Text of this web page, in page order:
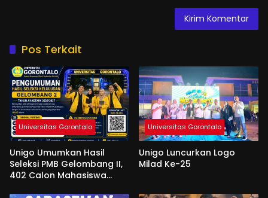
Pos Terkait
Universitas Gorontalo
Unigo Umumkan Hasil
Seleksi PMB Gelombang II,
402 Calon Mahasiswa
Universitas Gorontalo
Unigo Luncurkan Logo
Milad Ke-25